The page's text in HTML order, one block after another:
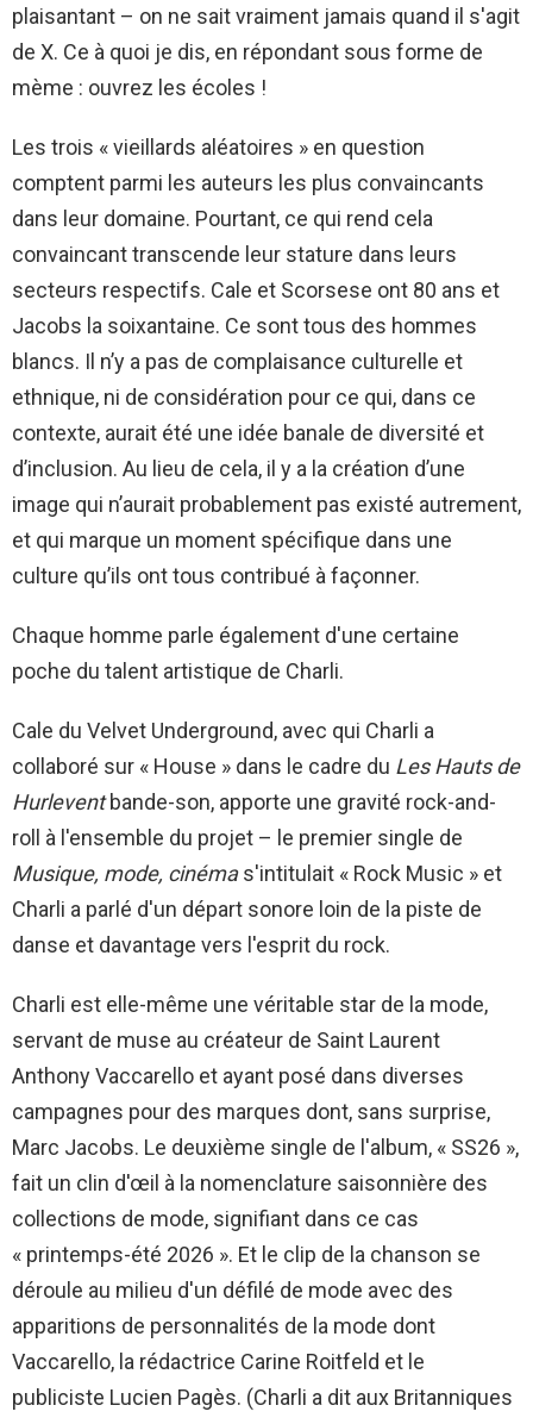
plaisantant – on ne sait vraiment jamais quand il s'agit
de X. Ce à quoi je dis, en répondant sous forme de
mème : ouvrez les écoles !
Les trois « vieillards aléatoires » en question
comptent parmi les auteurs les plus convaincants
dans leur domaine. Pourtant, ce qui rend cela
convaincant transcende leur stature dans leurs
secteurs respectifs. Cale et Scorsese ont 80 ans et
Jacobs la soixantaine. Ce sont tous des hommes
blancs. Il n’y a pas de complaisance culturelle et
ethnique, ni de considération pour ce qui, dans ce
contexte, aurait été une idée banale de diversité et
d’inclusion. Au lieu de cela, il y a la création d’une
image qui n’aurait probablement pas existé autrement,
et qui marque un moment spécifique dans une
culture qu’ils ont tous contribué à façonner.
Chaque homme parle également d'une certaine
poche du talent artistique de Charli.
Cale du Velvet Underground, avec qui Charli a
collaboré sur « House » dans le cadre du Les Hauts de
Hurleventbande-son, apporte une gravité rock-and-
roll à l'ensemble du projet – le premier single de
Musique, mode, cinémas'intitulait « Rock Music » et
Charli a parlé d'un départ sonore loin de la piste de
danse et davantage vers l'esprit du rock.
Charli est elle-même une véritable star de la mode,
servant de muse au créateur de Saint Laurent
Anthony Vaccarello et ayant posé dans diverses
campagnes pour des marques dont, sans surprise,
Marc Jacobs. Le deuxième single de l'album, « SS26 »,
fait un clin d'œil à la nomenclature saisonnière des
collections de mode, signifiant dans ce cas
« printemps-été 2026 ». Et le clip de la chanson se
déroule au milieu d'un défilé de mode avec des
apparitions de personnalités de la mode dont
Vaccarello, la rédactrice Carine Roitfeld et le
publiciste Lucien Pagès. (Charli a dit aux Britanniques